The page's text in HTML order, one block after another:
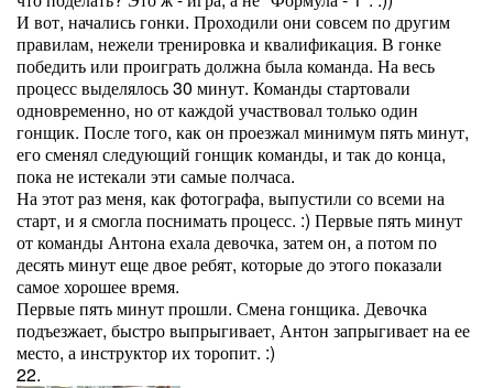
И вот, начались гонки. Проходили они совсем по другим
правилам, нежели тренировка и квалификация. В гонке
победить или проиграть должна была команда. На весь
процесс выделялось 30 минут. Команды стартовали
одновременно, но от каждой участвовал только один
гонщик. После того, как он проезжал минимум пять минут,
его сменял следующий гонщик команды, и так до конца,
пока не истекали эти самые полчаса.
На этот раз меня, как фотографа, выпустили со всеми на
старт, и я смогла поснимать процесс. :) Первые пять минут
от команды Антона ехала девочка, затем он, а потом по
десять минут еще двое ребят, которые до этого показали
самое хорошее время.
Первые пять минут прошли. Смена гонщика. Девочка
подъезжает, быстро выпрыгивает, Антон запрыгивает на ее
место, а инструктор их торопит. :)
22.